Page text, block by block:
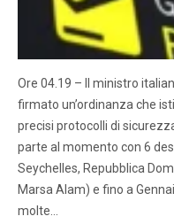
Ore 04.19 – Il ministro
firmato un’ordinanza che
precisi protocolli di
parte al momento con 6
Seychelles, Repubblica
Marsa Alam) e fino a
molte…